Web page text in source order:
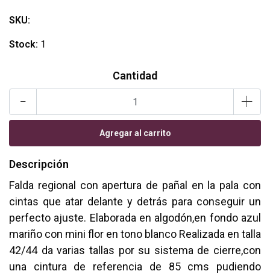
SKU:
Stock: 1
Cantidad
- +
Descripción
Falda regional con apertura de pañal en la pala con
cintas que atar delante y detrás para conseguir un
perfecto ajuste. Elaborada en algodón,en fondo azul
mariño con mini flor en tono blanco Realizada en talla
42/44 da varias tallas por su sistema de cierre,con
una cintura de referencia de 85 cms pudiendo